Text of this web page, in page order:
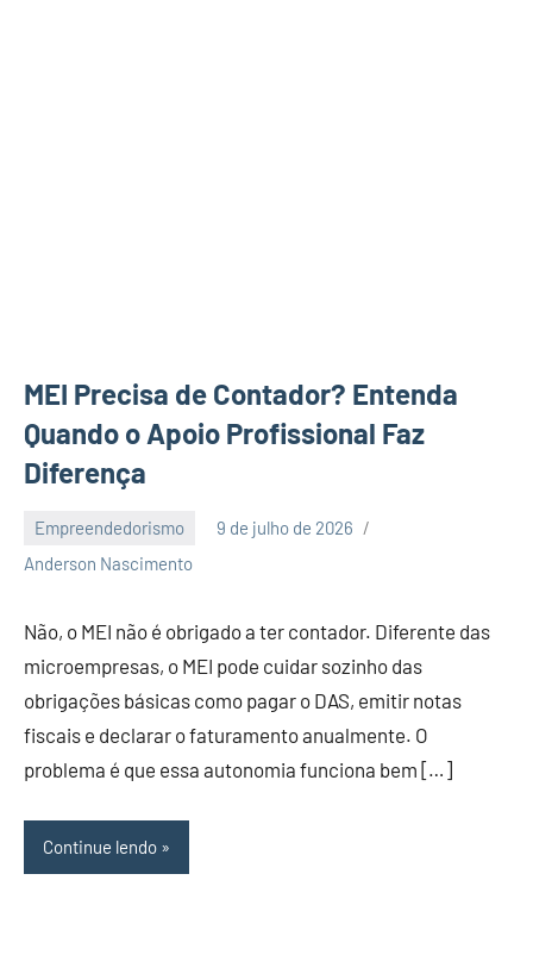
MEI Precisa de Contador? Entenda
Quando o Apoio Profissional Faz
Diferença
Empreendedorismo
9 de julho de 2026
Anderson Nascimento
7
Não, o MEI não é obrigado a ter contador. Diferente das
microempresas, o MEI pode cuidar sozinho das
obrigações básicas como pagar o DAS, emitir notas
fiscais e declarar o faturamento anualmente. O
problema é que essa autonomia funciona bem […]
Continue lendo